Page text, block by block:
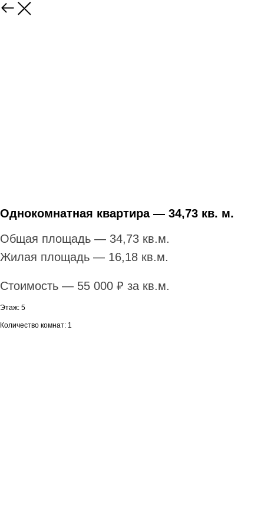
Однокомнатная квартира — 34,73 кв. м.
Общая площадь — 34,73 кв.м.
Жилая площадь — 16,18 кв.м.
Стоимость — 55 000 ₽ за кв.м.
Этаж: 5
Количество комнат: 1